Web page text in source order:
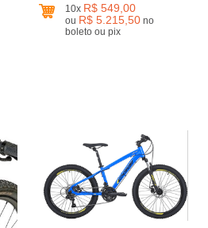
10x R$ 549,00
ou R$ 5.215,50 no
boleto ou pix